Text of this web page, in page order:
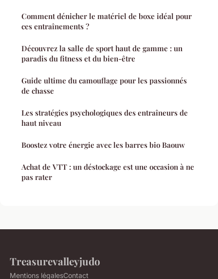
Comment dénicher le matériel de boxe idéal pour
ces entraînements ?
Découvrez la salle de sport haut de gamme : un
paradis du fitness et du bien-être
Guide ultime du camouflage pour les passionnés
de chasse
Les stratégies psychologiques des entraîneurs de
haut niveau
Boostez votre énergie avec les barres bio Baouw
Achat de VTT : un déstockage est une occasion à ne
pas rater
Treasurevalleyjudo
Mentions légalesContact